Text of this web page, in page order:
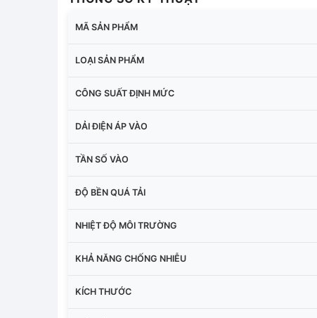
MÃ SẢN PHẨM
LOẠI SẢN PHẨM
CÔNG SUẤT ĐỊNH MỨC
DẢI ĐIỆN ÁP VÀO
TẦN SỐ VÀO
ĐỘ BỀN QUÁ TẢI
NHIỆT ĐỘ MÔI TRƯỜNG
KHẢ NĂNG CHỐNG NHIỄU
KÍCH THƯỚC